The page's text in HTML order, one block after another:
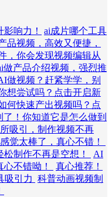
响力！
ai成片哪个工具
品视频，高效又便捷，
，你会发现视频编辑从
做产品介绍视频，强烈推
做视频？赶紧学学，别
想尝试吗？点击开启新
何快速产出视频吗？点
！你知道它是怎么做到
吸引，制作视频不再
觉太棒了，真心不错！
制作不再是空想！
AI
不错呦！
真心推荐！
吸引力 科普动画视频制